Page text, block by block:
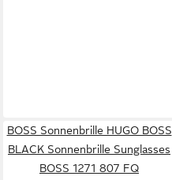
BOSS Sonnenbrille HUGO BOSS
BLACK Sonnenbrille Sunglasses
BOSS 1271 807 FQ